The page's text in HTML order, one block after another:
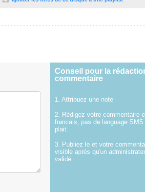
Conseil pour la
commentaire
1. Attribuez une note
2. Rédigez votre commentaire
francais, pas de language
plait.
3. Publiez le et votre
visible après qu'un
validé